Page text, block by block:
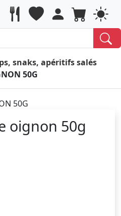
snaks, apéritifs salés
50G
oignon 50g